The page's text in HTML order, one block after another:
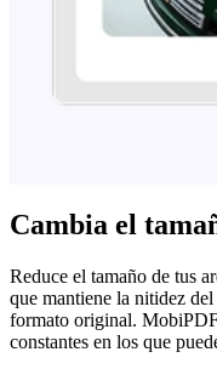
Cambia el
Reduce el tamaño de tus
que mantiene la nitidez
formato original.
constantes en los que